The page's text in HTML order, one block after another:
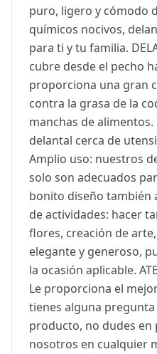
puro, ligero y cómodo
químicos nocivos,
para ti y tu familia.
cubre desde el pecho
proporciona una gran
contra la grasa de la
manchas de
delantal cerca de
Amplio uso: nuestros
solo son adecuados
bonito diseño también
de actividades: hacer
flores, creación de
elegante y generoso,
la ocasión aplicable.
Le proporciona el
tienes alguna
producto, no dudes
nosotros en cualquier